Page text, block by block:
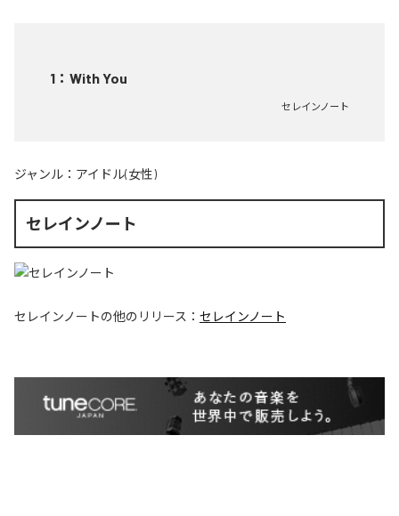
1 ： With You
セレインノート
ジャンル： アイドル(女性)
セレインノート
セレインノートの他のリリース： セレインノート